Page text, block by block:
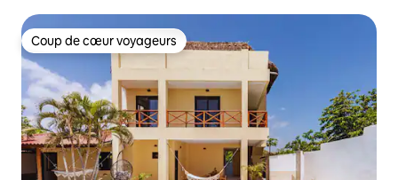
Coup de cœur voyageurs
Coup de cœur voyageurs